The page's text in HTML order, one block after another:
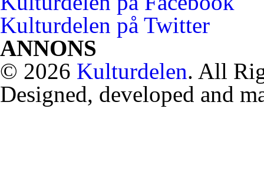
Kulturdelen på Twitter
ANNONS
© 2026 Kulturdelen. All
Designed, developed and